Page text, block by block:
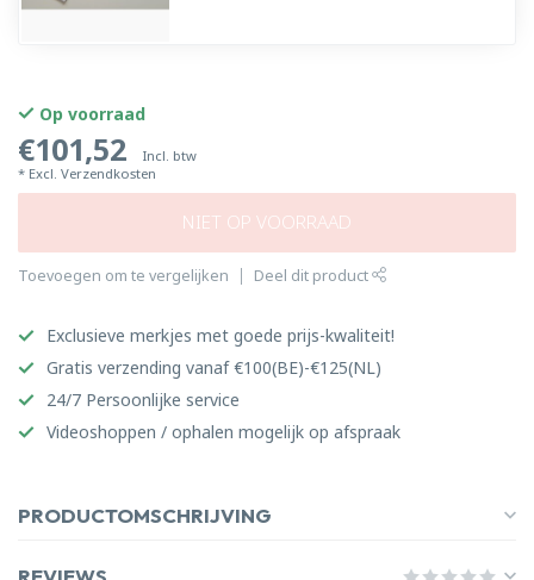
Op voorraad
€101,52
Incl. btw
* Excl. Verzendkosten
NIET OP VOORRAAD
Toevoegen om te vergelijken Deel dit product
Exclusieve merkjes met goede prijs-kwaliteit!
Gratis verzending vanaf €100(BE)-€125(NL)
24/7 Persoonlijke service
Videoshoppen / ophalen mogelijk op afspraak
PRODUCTOMSCHRIJVING